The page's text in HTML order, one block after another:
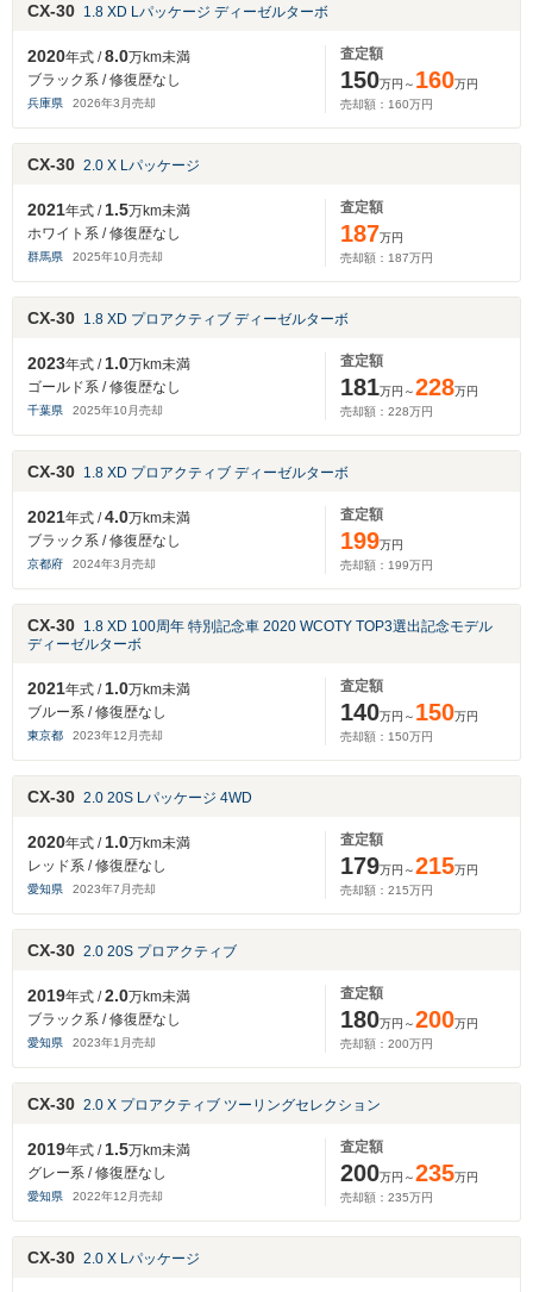
CX-30 1.8 XD Lパッケージ ディーゼルターボ
2020年式 /8.0万km未満
ブラック系 / 修復歴なし
兵庫県 2026年3 月売却
査定額
150万円～ 160万円
売却額： 160万円
CX-30 2.0 X Lパッケージ
2021年式 /1.5万km未満
ホワイト系 / 修復歴なし
群馬県 2025年10 月売却
査定額
187万円
売却額： 187万円
CX-30 1.8 XD プロアクティブ ディーゼルターボ
2023年式 /1.0万km未満
ゴールド系 / 修復歴なし
千葉県 2025年10 月売却
査定額
181万円～228万円
売却額： 228万円
CX-30 1.8 XD プロアクティブ ディーゼルターボ
2021年式 /4.0万km未満
ブラック系 / 修復歴なし
京都府 2024年3 月売却
査定額
199万円
売却額： 199万円
CX-30 1.8 XD 100周年 特別記念車 2020 WCOTY TOP3選出記念モデル
ディーゼルターボ
2021年式 /1.0万km未満
ブルー系 / 修復歴なし
東京都 2023年12 月売却
査定額
140万円～ 150万円
売却額： 150万円
CX-30 2.0 20S Lパッケージ 4WD
2020年式 /1.0万km未満
レッド系 / 修復歴なし
愛知県 2023年7 月売却
査定額
179万円～215万円
売却額： 215万円
CX-30 2.0 20S プロアクティブ
2019年式 /2.0万km未満
ブラック系 / 修復歴なし
愛知県 2023年1 月売却
査定額
180万円～200万円
売却額： 200万円
CX-30 2.0 X プロアクティブ ツーリングセレクション
2019年式 /1.5万km未満
グレー系 / 修復歴なし
愛知県 2022年12 月売却
査定額
200万円～235万円
売却額： 235万円
CX-30 2.0 X Lパッケージ